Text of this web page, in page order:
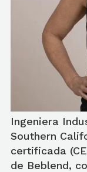
Ingeniera
Southern
certificada
de Beblend,